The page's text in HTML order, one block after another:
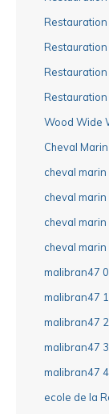
Wood Wide
Cheval
cheval
cheval
cheval
cheval marin
malibran47 0
malibran47 1
malibran47 2
malibran47 3
malibran47 4
ecole de la